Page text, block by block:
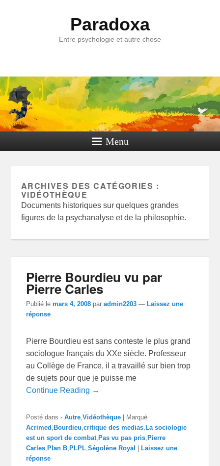
Paradoxa
Entre psychologie et autre chose
Menu
ARCHIVES DES CATÉGORIES :
VIDÉOTHÈQUE
Documents historiques sur quelques grandes
figures de la psychanalyse et de la philosophie.
Pierre Bourdieu vu par
Pierre Carles
Publié lemars 4, 2008 paradmin2203 — Laissez une
réponse
Pierre Bourdieu est sans conteste le plus grand
sociologue français du XXe siècle. Professeur
au Collège de France, il a travaillé sur bien trop
de sujets pour que je puisse me
Continue Reading →
Posté dans - Autre ,Vidéothèque
Marqué
Acrimed Bourdieu ,critique des medias La sociologie
est un sport de combat Pas vu pas pris Pierre
Carles Plan B PLPL ,Ségolène Royal
Laissez une
réponse